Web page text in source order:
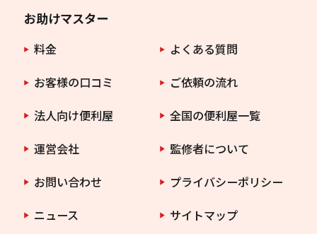
お助けマスター
料金
よくある質問
お客様の口コミ
ご依頼の流れ
法人向け便利屋
全国の便利屋一覧
運営会社
監修者について
お問い合わせ
プライバシーポリシー
ニュース
サイトマップ